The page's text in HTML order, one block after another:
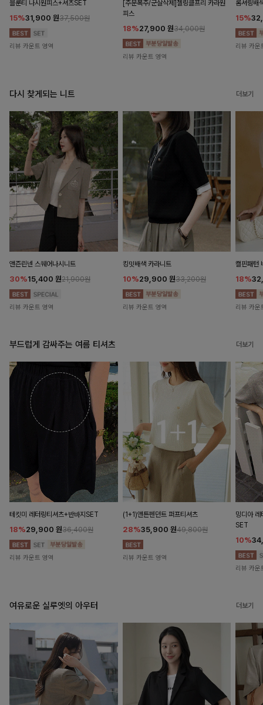
블룬티 나시원피스+셔츠SET
15%31,900 원37,500원
리뷰 카운트 영역
[주문폭주/군살삭제]젤링클프리 카라원
피스
18%27,900 원34,000원
리뷰 카운트 영역
롬셔링배
15%
리뷰 카운
다시 찾게되는 니트 더보기
앤즌린넨 스퀘어나시니트
30%15,400 원21,900원
리뷰 카운트 영역
킹밋배색 카라니트
10%29,900 원33,200원
리뷰 카운트 영역
캘핀패턴
18%
리뷰 카운
부드럽게 감싸주는 여름 티셔츠 더보기
테킷미 레터링티셔츠+반바지SET
18%29,900 원36,400원
리뷰 카운트 영역
(1+1)앤튼펜던트 퍼프티셔츠
28%35,900 원49,800원
리뷰 카운트 영역
밍디아 레
SET
10%
리뷰 카운
여유로운 실루엣의 아우터 더보기